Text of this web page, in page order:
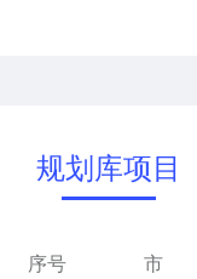
规划库项目
序号 市